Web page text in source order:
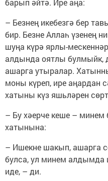
барып әйтә. Ире аңа:
– Безнең икебезгә бер
бир. Безне Аллаһ үзенең
шуңа күрә ярлы-
алдында оятлы булмыйк,
ашарга утыралар.
моны күреп, ире аңардан
хатыны күз яшьләрен
– Бу хәерче кеше – минем
хатынына:
– Ишекне шакып, ашарга
булса, ул минем
иде, – ди.